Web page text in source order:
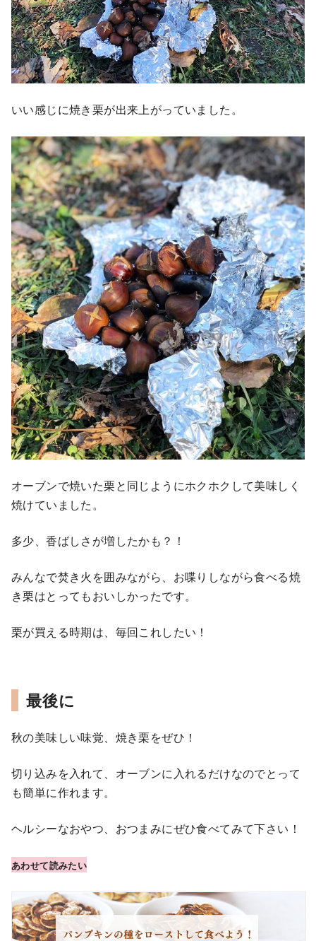
いい感じに焼き栗が出来上がっていました。
オーブンで焼いた栗と同じようにホクホクして美味しく
焼けていました。
多少、香ばしさが増したかも？！
みんなで焚き火を囲みながら、お喋りしながら食べる焼
き栗はとってもおいしかったです。
栗が買える時期は、毎回これしたい！
最後に
秋の美味しい味覚、焼き栗をぜひ！
切り込みを入れて、オーブンに入れるだけなのでとって
も簡単に作れます。
ヘルシーなおやつ、おつまみにぜひ食べてみて下さい！
あわせて読みたい